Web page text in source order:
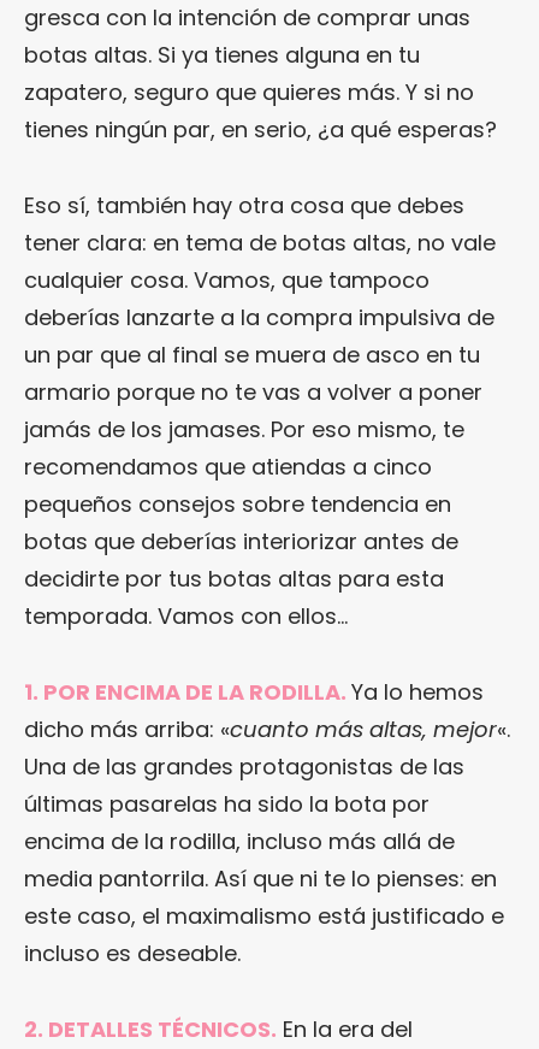
gresca con la intención de comprar unas
botas altas. Si ya tienes alguna en tu
zapatero, seguro que quieres más. Y si no
tienes ningún par, en serio, ¿a qué esperas?
Eso sí, también hay otra cosa que debes
tener clara: en tema de botas altas, no vale
cualquier cosa. Vamos, que tampoco
deberías lanzarte a la compra impulsiva de
un par que al final se muera de asco en tu
armario porque no te vas a volver a poner
jamás de los jamases. Por eso mismo, te
recomendamos que atiendas a cinco
pequeños consejos sobre tendencia en
botas que deberías interiorizar antes de
decidirte por tus botas altas para esta
temporada. Vamos con ellos…
1. POR ENCIMA DE LA RODILLA. Ya lo hemos
dicho más arriba: «cuanto más altas, mejor«.
Una de las grandes protagonistas de las
últimas pasarelas ha sido la bota por
encima de la rodilla, incluso más allá de
media pantorrila. Así que ni te lo pienses: en
este caso, el maximalismo está justificado e
incluso es deseable.
2. DETALLES TÉCNICOS. En la era del